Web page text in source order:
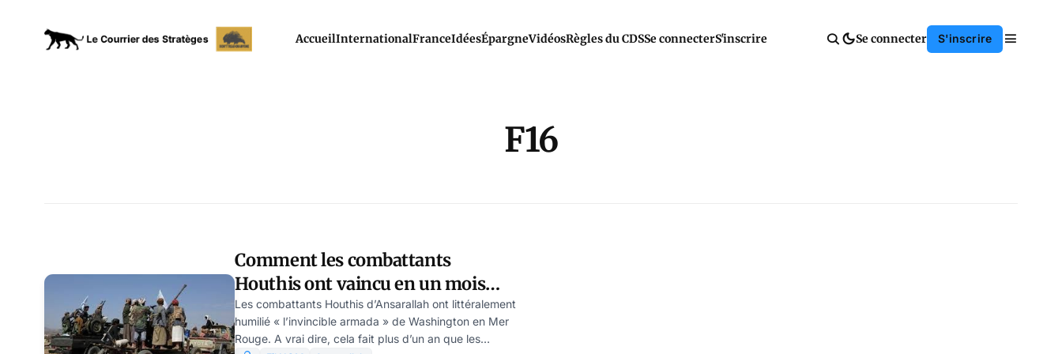
AccueilInternationalFranceIdéesÉpargneVidéosRègles du CDSSe connecterS'inscrire Se connecter S'inscrire
F16
Comment les combattants
Houthis ont vaincu en un mois
l’armée américaine
Les combattants Houthis d’Ansarallah ont littéralement
humilié « l’invincible armada » de Washington en Mer
Rouge. A vrai dire, cela fait plus d’un an que les